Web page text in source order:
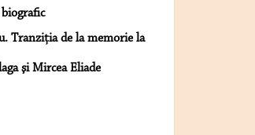
Tranziţia de la memorie la
şi Mircea Eliade